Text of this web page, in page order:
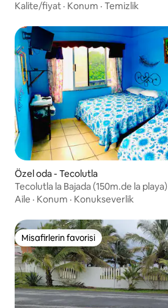
Kalite/fiyat · Konum · Temizlik
Özel oda - Tecolutla
Tecolutla la Bajada (150m.de la playa)
Aile · Konum · Konukseverlik
Misafirlerin favorisi
Misafirlerin favorisi